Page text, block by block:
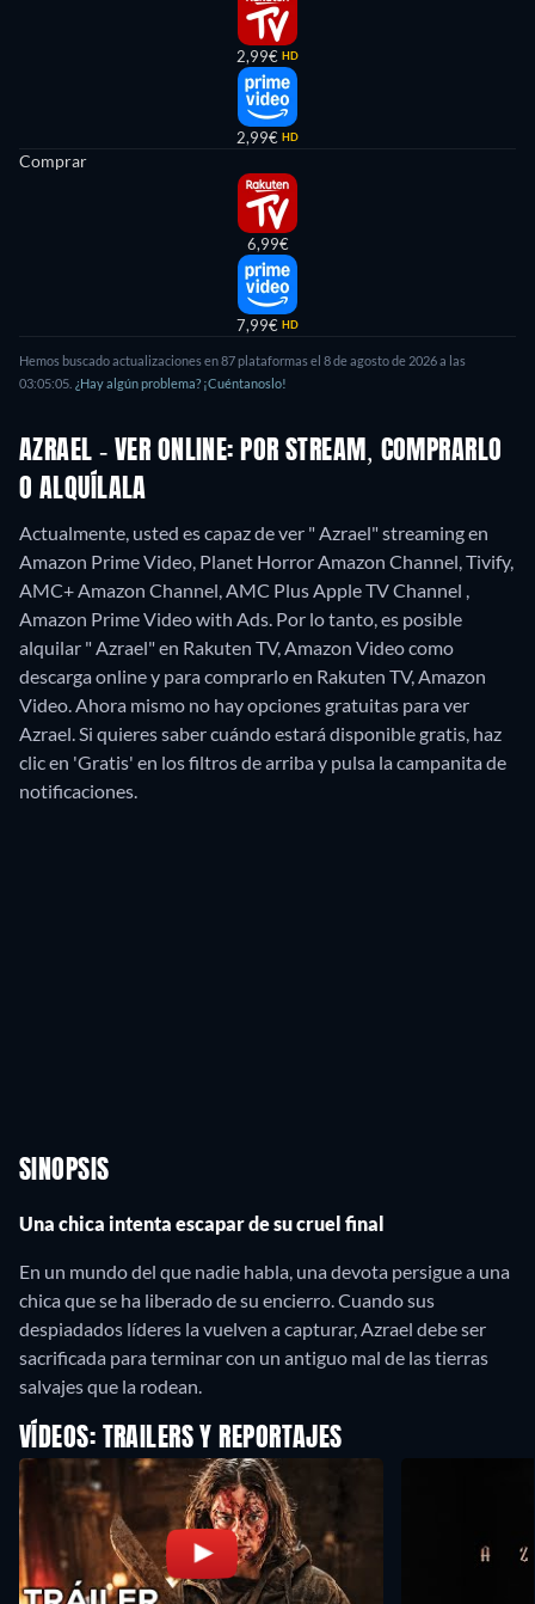
2,99€ HD
2,99€ HD
Comprar
6,99€
7,99€ HD
Hemos buscado actualizaciones en87plataformas el 8 de agosto de 2026a las
03:05:05 ¿Hay algún problema? ¡Cuéntanoslo!
AZRAEL - VER ONLINE: POR STREAM, COMPRARLO
O ALQUÍLALA
Actualmente, usted es capaz de ver " Azrael" streaming en
Amazon Prime Video, Planet Horror Amazon Channel, Tivify,
AMC+ Amazon Channel, AMC Plus Apple TV Channel ,
Amazon Prime Video with Ads. Por lo tanto, es posible
alquilar " Azrael" en Rakuten TV, Amazon Video como
descarga online y para comprarlo en Rakuten TV, Amazon
Video.Ahora mismo no hay opciones gratuitas para ver
Azrael. Si quieres saber cuándo estará disponible gratis, haz
clic en 'Gratis' en los filtros de arriba y pulsa la campanita de
notificaciones.
SINOPSIS
Una chica intenta escapar de su cruel final
En un mundo del que nadie habla, una devota persigue a una
chica que se ha liberado de su encierro. Cuando sus
despiadados líderes la vuelven a capturar, Azrael debe ser
sacrificada para terminar con un antiguo mal de las tierras
salvajes que la rodean.
VÍDEOS: TRAILERS Y REPORTAJES